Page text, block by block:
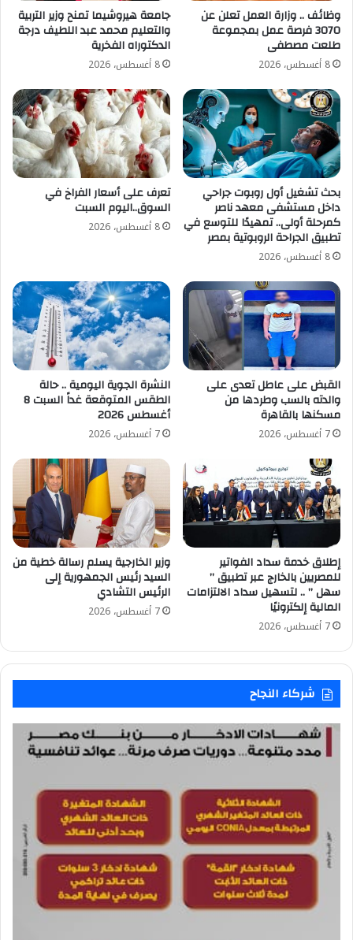
وظائف .. وزارة العمل تعلن عن
3070 فرصة عمل بمجموعة
طلعت مصطفى
8 أغسطس، 2026
جامعة هيروشيما تمنح وزير التربية
والتعليم محمد عبد اللطيف درجة
الدكتوراه الفخرية
8 أغسطس، 2026
بحث تشغيل أول روبوت جراحي
داخل مستشفى معهد ناصر
كمرحلة أولى.. تمهيدًا للتوسع في
تطبيق الجراحة الروبوتية بمصر
8 أغسطس، 2026
تعرف على أسعار الفراخ في
السوق..اليوم السبت
8 أغسطس، 2026
القبض على عاطل تعدى على
والدته بالسب وطردها من
مسكنها بالقاهرة
7 أغسطس، 2026
النشرة الجوية اليومية .. حالة
الطقس المتوقعة غداً السبت 8
أغسطس 2026
7 أغسطس، 2026
إطلاق خدمة سداد الفواتير
للمصريين بالخارج عبر تطبيق ”
سهل ” .. لتسهيل سداد الالتزامات
المالية إلكترونيًا
7 أغسطس، 2026
وزير الخارجية يسلم رسالة خطية من
السيد رئيس الجمهورية إلى
الرئيس التشادي
7 أغسطس، 2026
شركاء النجاح